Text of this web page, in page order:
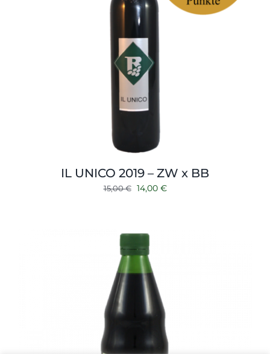
IL UNICO 2019 – ZW x BB
15,00€ Ursprünglicher
15,00 €
14,00 €Aktueller